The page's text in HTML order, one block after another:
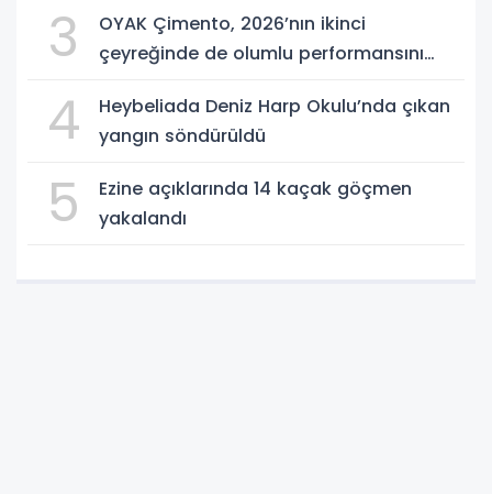
3
OYAK Çimento, 2026’nın ikinci
çeyreğinde de olumlu performansını
4
Heybeliada Deniz Harp Okulu’nda çıkan
yangın söndürüldü
5
Ezine açıklarında 14 kaçak göçmen
yakalandı